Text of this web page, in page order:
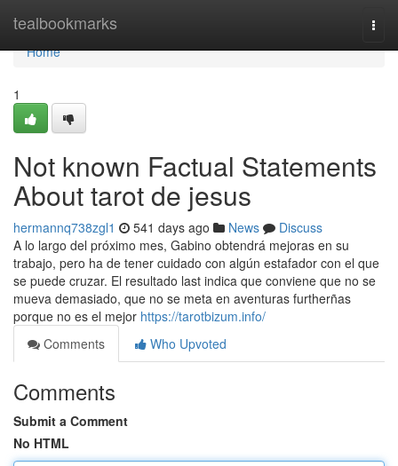
tealbookmarks
Home
Home
1
Not known Factual Statements
About tarot de jesus
hermannq738zgl1 541 days ago News
Discuss
A lo largo del próximo mes, Gabino obtendrá mejoras en su
trabajo, pero ha de tener cuidado con algún estafador con el que
se puede cruzar. El resultado last indica que conviene que no se
mueva demasiado, que no se meta en aventuras furtherñas
porque no es el mejor https://tarotbizum.info/
Comments
Who Upvoted
Comments
Submit a Comment
No HTML